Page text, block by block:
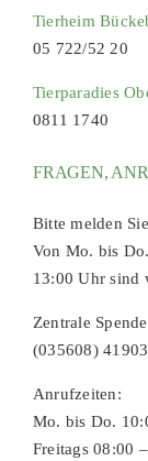
Tierheim
05 722/52 20
Tierparadies
0811 1740
FRAGEN,
Bitte melden
Von Mo. bis
13:00 Uhr sind
Zentrale
(035608)
Anrufzeiten:
Mo. bis Do.
Freitags 08:00